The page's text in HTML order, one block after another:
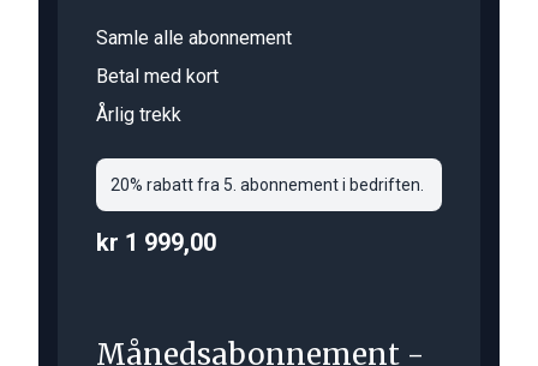
Samle alle abonnement
Betal med kort
Årlig trekk
20% rabatt fra 5. abonnement i bedriften.
kr 1 999,00
Månedsabonnement -